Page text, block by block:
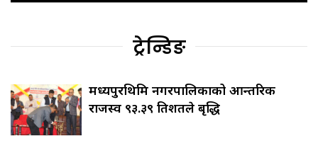
ट्रेन्डिङ
मध्यपुरथिमि नगरपालिकाको आन्तरिक
राजस्व ९३.३९ प्रतिशतले बृद्धि